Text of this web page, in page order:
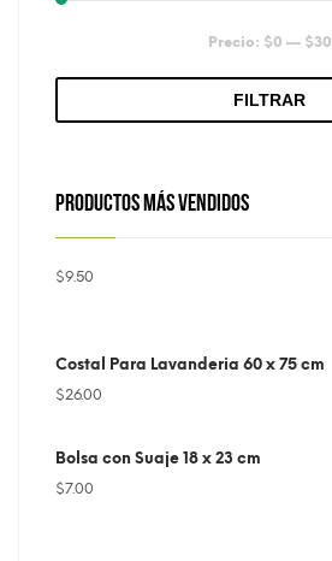
mínimo
máximo
FILTRAR
Precio: $0 — $30
PRODUCTOS MÁS VENDIDOS
$9.50
Costal Para Lavanderia 60 x 75 cm
$26.00
Bolsa con Suaje 18 x 23 cm
$7.00